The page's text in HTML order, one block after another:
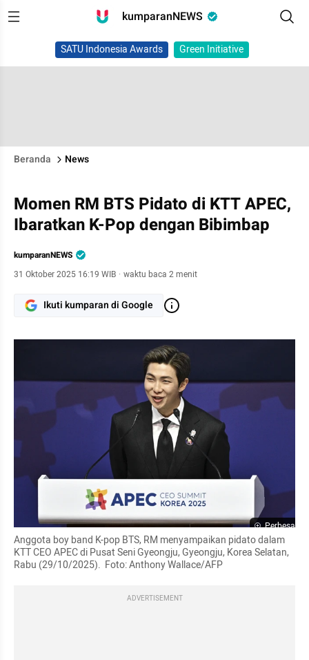
kumparanNEWS
SATU Indonesia Awards Green Initiative
Beranda News
Momen RM BTS Pidato di KTT APEC,
Ibaratkan K-Pop dengan Bibimbap
kumparanNEWS
31 Oktober 2025 16:19 WIB · waktu baca 2 menit
Ikuti kumparan di Google
Perbesar
Anggota boy band K-pop BTS, RM menyampaikan pidato dalam
KTT CEO APEC di Pusat Seni Gyeongju, Gyeongju, Korea Selatan,
Rabu (29/10/2025).  Foto: Anthony Wallace/AFP
ADVERTISEMENT